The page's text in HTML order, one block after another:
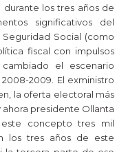
durante los tres años de
significativos del
Social (como
fiscal con impulsos
el escenario
2009. El exministro
la oferta electoral más
presidente Ollanta
concepto tres mil
los tres años de este